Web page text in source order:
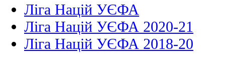
Ліга Націй УЄФА
Ліга Націй УЄФА 2020-21
Ліга Націй УЄФА 2018-20